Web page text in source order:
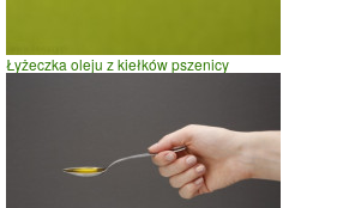
Łyżeczka oleju z kiełków pszenicy